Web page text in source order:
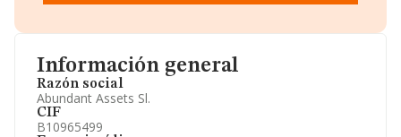
Información general
Razón social
Abundant Assets Sl.
CIF
B10965499
Información oficial y registral complementaria.